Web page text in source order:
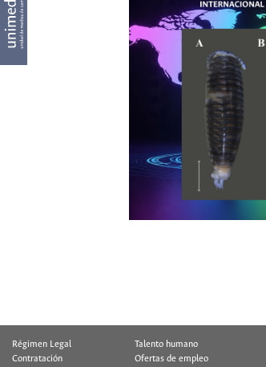
Régimen Legal
Talento humano
Contratación
Ofertas de empleo